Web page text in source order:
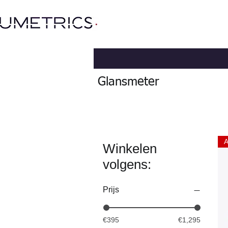
Glansmeter
Winkelen
volgens:
Prijs
€395 €1,295